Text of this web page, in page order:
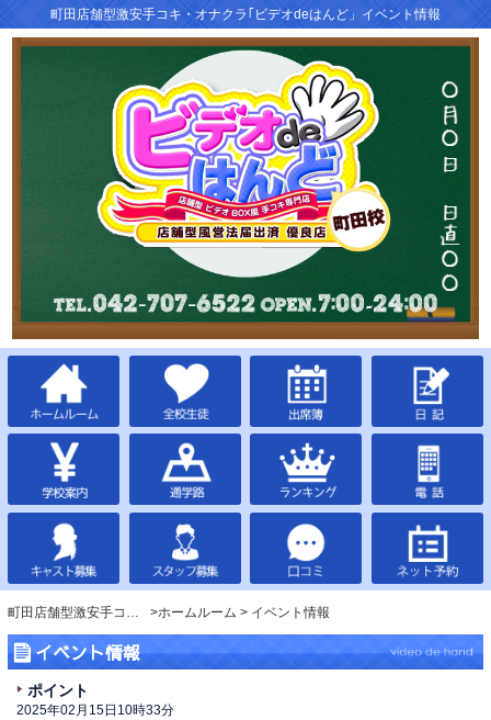
町田店舗型激安手コキ・オナクラ｢ビデオdeはんど」イベント情報
町田店舗型激安手コキ・オナクラ｢ビデオdeはんど」 ホームルーム イベント情報
イベント情報
ポイント
2025年02月15日10時33分